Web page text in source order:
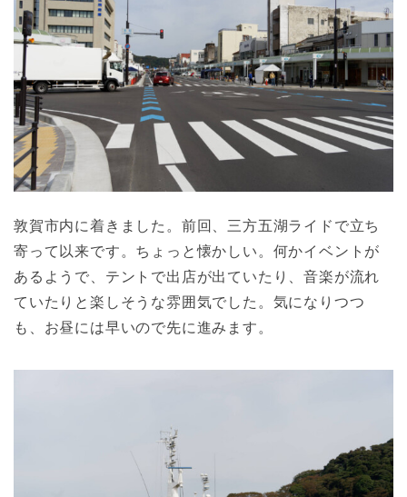
敦賀市内に着きました。前回、三方五湖ライドで立ち
寄って以来です。ちょっと懐かしい。何かイベントが
あるようで、テントで出店が出ていたり、音楽が流れ
ていたりと楽しそうな雰囲気でした。気になりつつ
も、お昼には早いので先に進みます。